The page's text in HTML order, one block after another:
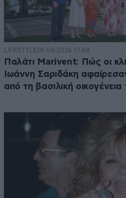
LIFESTYLE05·08·2026 17:48
Παλάτι Marivent: Πώς οι
Ιωάννη Σαριδάκη
από τη βασιλική οικογένεια